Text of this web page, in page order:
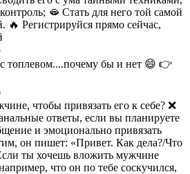
🫦 Стать для него той самой
Регистрируйся прямо сейчас,
топлевом....почему бы и нет 😄 👉
чтобы привязать его к себе? ❌
ответы, если вы планируете
и эмоционально привязать
он пишет: «Привет. Как дела?/Что
ты хочешь вложить мужчине
что он по тебе соскучился,